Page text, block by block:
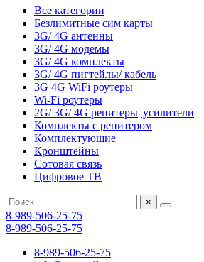
Все категории
Безлимитные сим карты
3G/ 4G антенны
3G/ 4G модемы
3G/ 4G комплекты
3G/ 4G пигтейлы/ кабель
3G 4G WiFi роутеры
Wi-Fi роутеры
2G/ 3G/ 4G репитеры| усилители
Комплекты с репитером
Комплектующие
Кронштейны
Сотовая связь
Цифровое ТВ
×
8-989-506-25-75
8-989-506-25-75
8-989-506-25-75